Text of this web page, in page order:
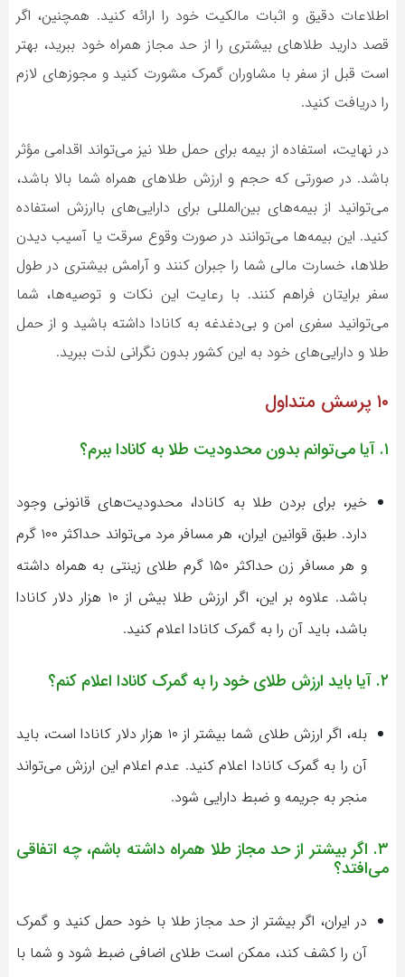
اطلاعات دقیق و اثبات مالکیت خود را ارائه کنید. همچنین، اگر
قصد دارید طلاهای بیشتری را از حد مجاز همراه خود ببرید، بهتر
است قبل از سفر با مشاوران گمرک مشورت کنید و مجوزهای لازم
را دریافت کنید.
در نهایت، استفاده از بیمه برای حمل طلا نیز می‌تواند اقدامی مؤثر
باشد. در صورتی که حجم و ارزش طلاهای همراه شما بالا باشد،
می‌توانید از بیمه‌های بین‌المللی برای دارایی‌های باارزش استفاده
کنید. این بیمه‌ها می‌توانند در صورت وقوع سرقت یا آسیب دیدن
طلاها، خسارت مالی شما را جبران کنند و آرامش بیشتری در طول
سفر برایتان فراهم کنند. با رعایت این نکات و توصیه‌ها، شما
می‌توانید سفری امن و بی‌دغدغه به کانادا داشته باشید و از حمل
طلا و دارایی‌های خود به این کشور بدون نگرانی لذت ببرید.
۱۰ پرسش متداول
۱. آیا می‌توانم بدون محدودیت طلا به کانادا ببرم؟
خیر، برای بردن طلا به کانادا، محدودیت‌های قانونی وجود
دارد. طبق قوانین ایران، هر مسافر مرد می‌تواند حداکثر ۱۰۰ گرم
و هر مسافر زن حداکثر ۱۵۰ گرم طلای زینتی به همراه داشته
باشد. علاوه بر این، اگر ارزش طلا بیش از ۱۰ هزار دلار کانادا
باشد، باید آن را به گمرک کانادا اعلام کنید.
۲. آیا باید ارزش طلای خود را به گمرک کانادا اعلام کنم؟
بله، اگر ارزش طلای شما بیشتر از ۱۰ هزار دلار کانادا است، باید
آن را به گمرک کانادا اعلام کنید. عدم اعلام این ارزش می‌تواند
منجر به جریمه و ضبط دارایی شود.
۳. اگر بیشتر از حد مجاز طلا همراه داشته باشم، چه اتفاقی
می‌افتد؟
در ایران، اگر بیشتر از حد مجاز طلا با خود حمل کنید و گمرک
آن را کشف کند، ممکن است طلای اضافی ضبط شود و شما با